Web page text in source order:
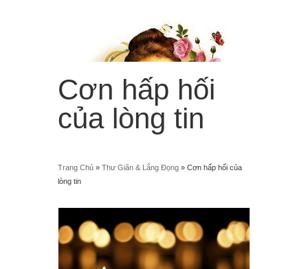
“Từ trời cao, Em sẽ làm mưa hoa hồng rơi xuống trần
Cơn hấp hối
của lòng tin
Trang Chủ » Thư Giãn & Lắng Đọng » Cơn hấp hối của
lòng tin